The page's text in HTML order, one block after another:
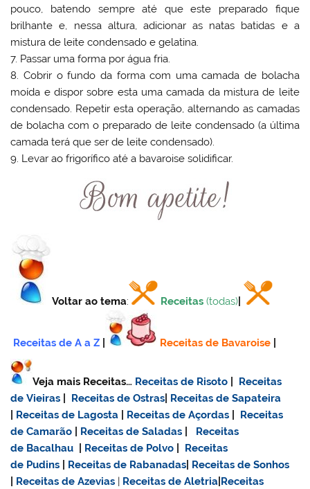
pouco, batendo sempre até que este preparado fique
brilhante e, nessa altura, adicionar as natas batidas e a
mistura de leite condensado e gelatina.
7. Passar uma forma por água fria.
8. Cobrir o fundo da forma com uma camada de bolacha
moída e dispor sobre esta uma camada da mistura de leite
condensado. Repetir esta operação, alternando as camadas
de bolacha com o preparado de leite condensado (a última
camada terá que ser de leite condensado).
9. Levar ao frigorífico até a bavaroise solidificar.
Voltar ao tema: Receitas (todas)
Receitas de A a Z Receitas de Bavaroise
Veja mais Receitas… Receitas de Risoto
Receitas
de Vieiras
Receitas de Ostras Receitas de Sapateira
Receitas de Lagosta Receitas de Açordas
Receitas
de Camarão
Receitas de Saladas
Receitas
de Bacalhau
Receitas de Polvo
Receitas
de Pudins
Receitas de Rabanadas Receitas de Sonhos
Receitas de Azevias | Receitas de Aletria Receitas